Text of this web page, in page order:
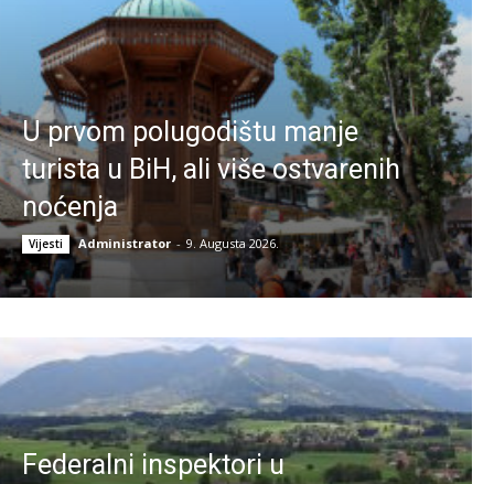
U prvom polugodištu manje
turista u BiH, ali više ostvarenih
noćenja
Vijesti Administrator - 9. Augusta 2026.
Federalni inspektori u